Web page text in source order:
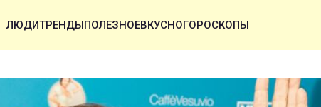
ЛЮДИТРЕНДЫПОЛЕЗНОЕВКУСНОГОРОСКОПЫ